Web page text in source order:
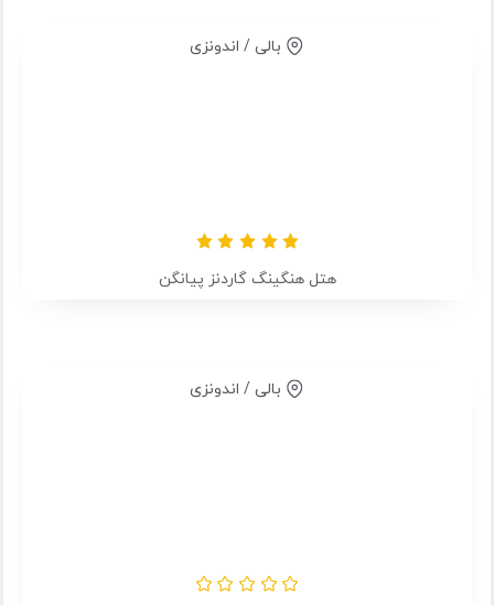
بالی / اندونزی
هتل هنگینگ گاردنز پیانگن
بالی / اندونزی